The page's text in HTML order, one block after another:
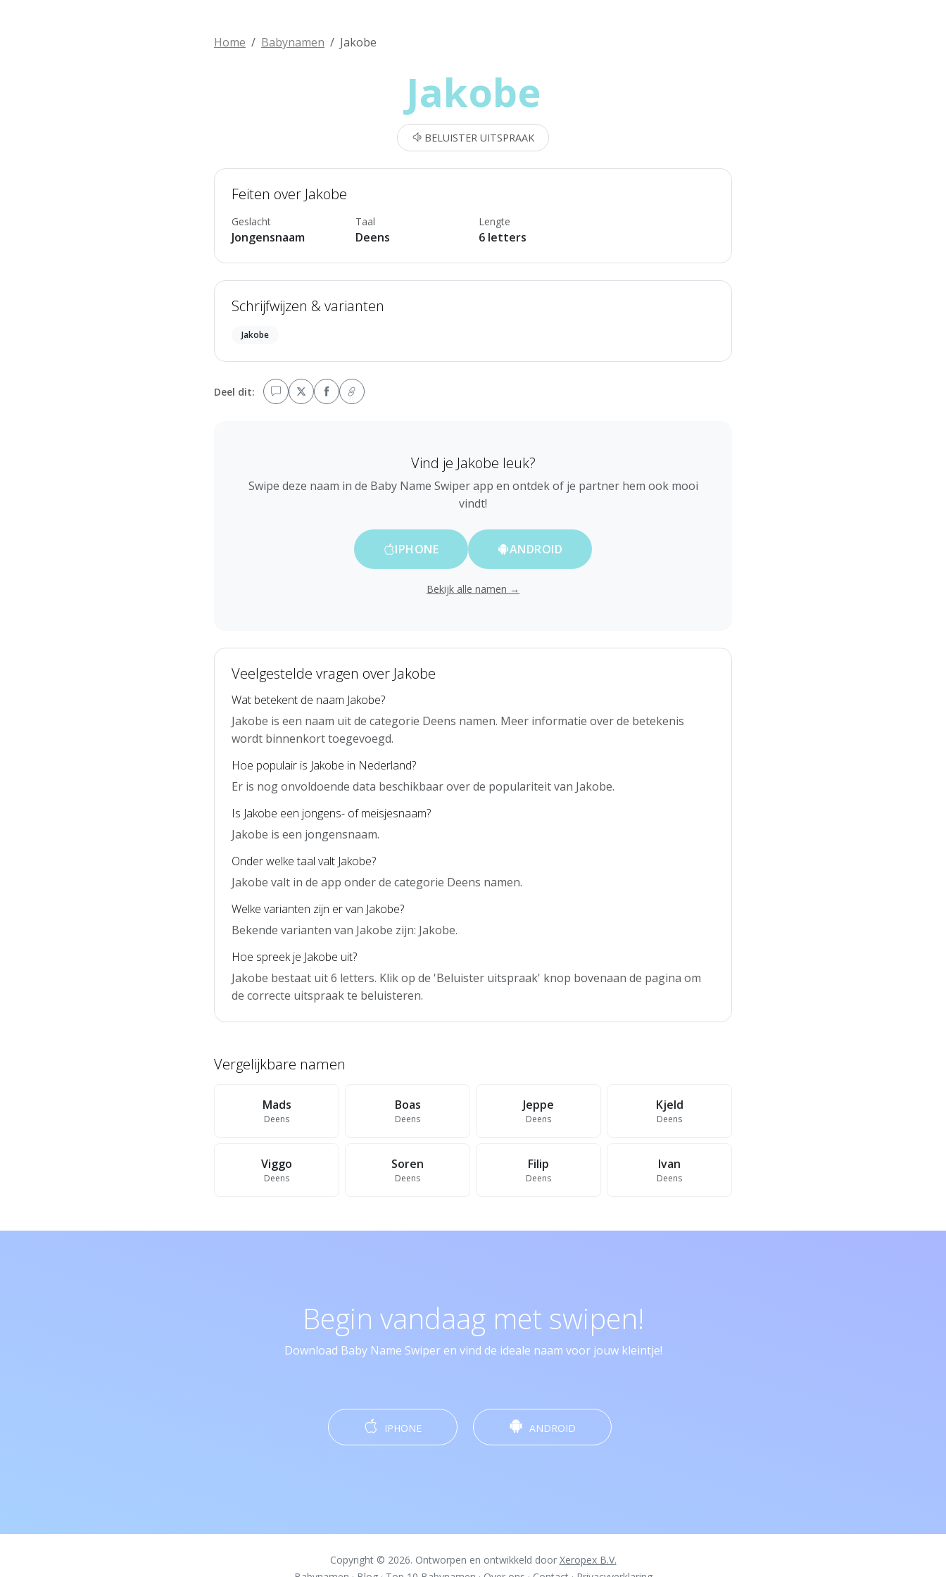
Home Babynamen Jakobe
Jakobe
BELUISTER UITSPRAAK
Feiten over Jakobe
Geslacht
Jongensnaam
Taal
Deens
Lengte
6 letters
Schrijfwijzen & varianten
Jakobe
Deel dit:
Vind je Jakobe leuk?
Swipe deze naam in de Baby Name Swiper app en ontdek of je partner hem ook mooi
vindt!
IPHONE ANDROID
Bekijk alle namen →
Veelgestelde vragen over Jakobe
Wat betekent de naam Jakobe?
Jakobe is een naam uit de categorie Deens namen. Meer informatie over de betekenis
wordt binnenkort toegevoegd.
Hoe populair is Jakobe in Nederland?
Er is nog onvoldoende data beschikbaar over de populariteit van Jakobe.
Is Jakobe een jongens- of meisjesnaam?
Jakobe is een jongensnaam.
Onder welke taal valt Jakobe?
Jakobe valt in de app onder de categorie Deens namen.
Welke varianten zijn er van Jakobe?
Bekende varianten van Jakobe zijn: Jakobe.
Hoe spreek je Jakobe uit?
Jakobe bestaat uit 6 letters. Klik op de 'Beluister uitspraak' knop bovenaan de pagina om
de correcte uitspraak te beluisteren.
Vergelijkbare namen
Mads
Deens
Boas
Deens
Jeppe
Deens
Kjeld
Deens
Viggo
Deens
Soren
Deens
Filip
Deens
Ivan
Deens
Begin vandaag met swipen!
Download Baby Name Swiper en vind de ideale naam voor jouw kleintje!
IPHONE ANDROID
Copyright © 2026. Ontworpen en ontwikkeld door Xeropex B.V.